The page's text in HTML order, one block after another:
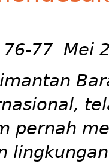
77 Mei
pernah